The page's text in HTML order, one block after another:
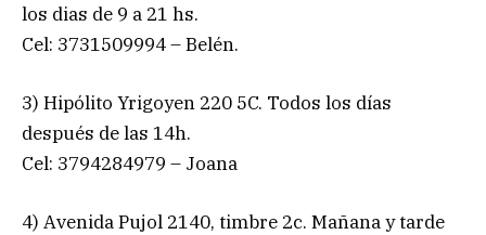
los dias de 9 a 21 hs.
Cel: 3731509994 – Belén.
3) Hipólito Yrigoyen 220 5C. Todos los días
después de las 14h.
Cel: 3794284979 – Joana
4) Avenida Pujol 2140, timbre 2c. Mañana y tarde